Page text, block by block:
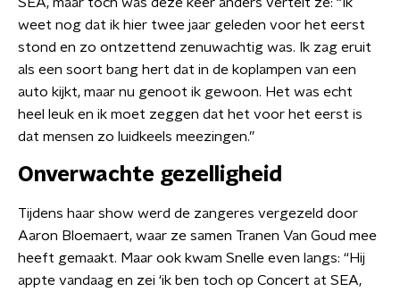
weet nog dat ik hier twee jaar geleden voor het eerst
stond en zo ontzettend zenuwachtig was. Ik zag eruit
als een soort bang hert dat in de koplampen van een
auto kijkt, maar nu genoot ik gewoon. Het was echt
heel leuk en ik moet zeggen dat het voor het eerst is
dat mensen zo luidkeels meezingen.”
Onverwachte gezelligheid
Tijdens haar show werd de zangeres vergezeld door
Aaron Bloemaert, waar ze samen Tranen Van Goud mee
heeft gemaakt. Maar ook kwam Snelle even langs: “Hij
appte vandaag en zei ‘ik ben toch op Concert at SEA,